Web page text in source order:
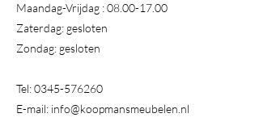
Maandag-Vrijdag :08.00-17.00
Zaterdag: gesloten
Zondag: gesloten
Tel:0345-576260
E-mail: info@koopmansmeubelen.nl